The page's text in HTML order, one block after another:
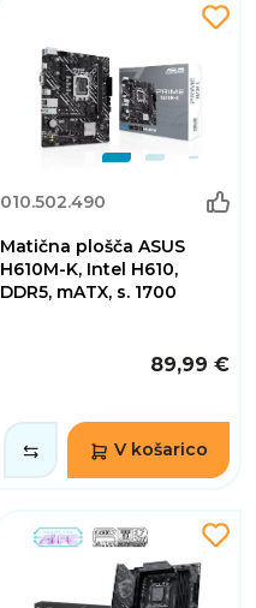
010.502.490
Matična plošča ASUS
H610M-K, Intel H610,
DDR5, mATX, s. 1700
89,99 €
V košarico